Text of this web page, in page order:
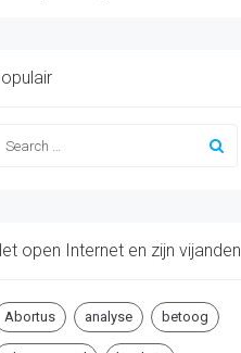
open Internet en zijn vijanden
Abortus analyse betoog